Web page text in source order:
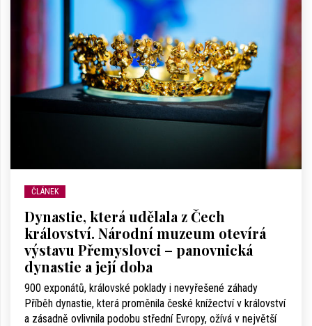
ČLÁNEK
Dynastie, která udělala z Čech
království. Národní muzeum otevírá
výstavu Přemyslovci – panovnická
dynastie a její doba
900 exponátů, královské poklady i nevyřešené záhady
Příběh dynastie, která proměnila české knížectví v království
a zásadně ovlivnila podobu střední Evropy, ožívá v největší